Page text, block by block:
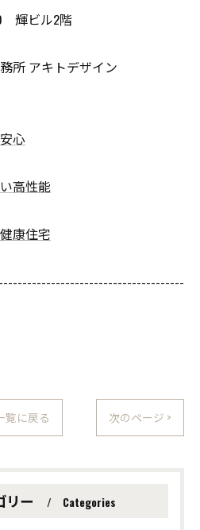
輝ビル2階
所 アキトデザイン
心
高性能
康住宅
覧に戻る 次のページ >
リー Categories